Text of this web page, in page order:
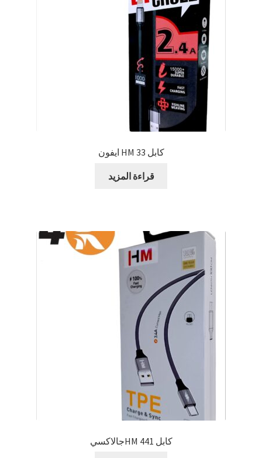
كابل HM 33 ايفون
قراءة المزيد
كابل HM 441جالاكسي